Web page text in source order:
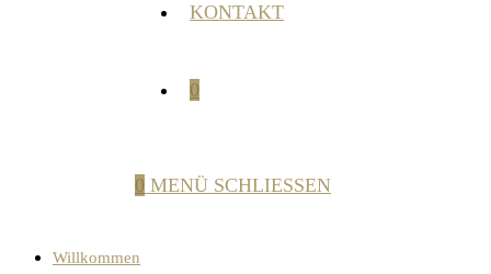
KONTAKT
0
0 MENÜ SCHLIESSEN
Willkommen